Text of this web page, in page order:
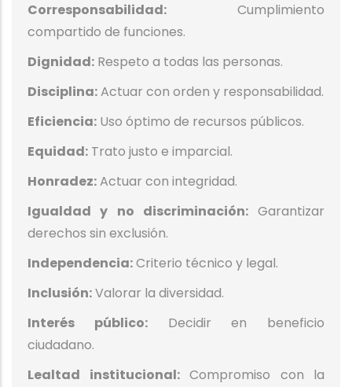
Corresponsabilidad: Cumplimiento
compartido de funciones.
Dignidad: Respeto a todas las personas.
Disciplina:Actuar con orden y responsabilidad.
Eficiencia: Uso óptimo de recursos públicos.
Equidad: Trato justo e imparcial.
Honradez:Actuar con integridad.
Igualdad y no discriminación:Garantizar
derechos sin exclusión.
Independencia:Criterio técnico y legal.
Inclusión:Valorar la diversidad.
Interés público:Decidir en beneficio
ciudadano.
Lealtad institucional:Compromiso con la